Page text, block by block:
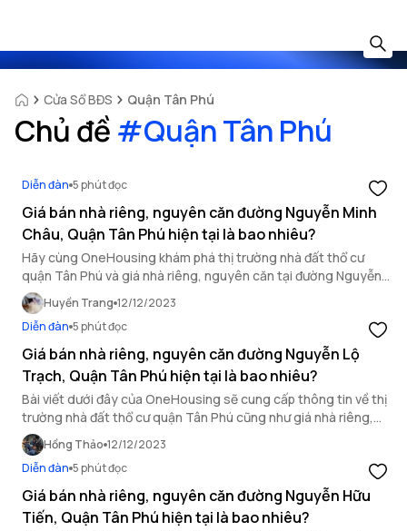
Cửa Sổ BĐS Quận Tân Phú
Chủ đề #Quận Tân Phú
Diễn đàn 5 phút đọc
Giá bán nhà riêng, nguyên căn đường Nguyễn Minh
Châu, Quận Tân Phú hiện tại là bao nhiêu?
Hãy cùng OneHousing khám phá thị trường nhà đất thổ cư
quận Tân Phú và giá nhà riêng, nguyên căn tại đường Nguyễn
Minh Châu trong bài viết dưới đây.
Huyền Trang 12/12/2023
Diễn đàn 5 phút đọc
Giá bán nhà riêng, nguyên căn đường Nguyễn Lộ
Trạch, Quận Tân Phú hiện tại là bao nhiêu?
Bài viết dưới đây của OneHousing sẽ cung cấp thông tin về thị
trường nhà đất thổ cư quận Tân Phú cũng như giá nhà riêng,
nguyên căn đường Nguyễn Lộ Trạch.
Hồng Thảo 12/12/2023
Diễn đàn 5 phút đọc
Giá bán nhà riêng, nguyên căn đường Nguyễn Hữu
Tiến, Quận Tân Phú hiện tại là bao nhiêu?